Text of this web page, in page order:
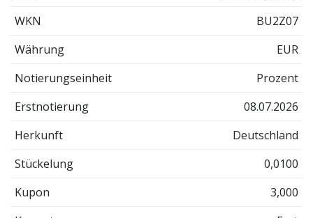
WKN
BU2Z07
Währung
EUR
Notierungseinheit
Prozent
Erstnotierung
08.07.2026
Herkunft
Deutschland
Stückelung
0,0100
Kupon
3,000